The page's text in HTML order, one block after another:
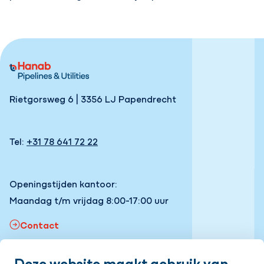
Rietgorsweg 6 | 3356 LJ Papendrecht
Tel: +31 78 641 72 22
Openingstijden kantoor:
Maandag t/m vrijdag 8:00-17:00 uur
Contact